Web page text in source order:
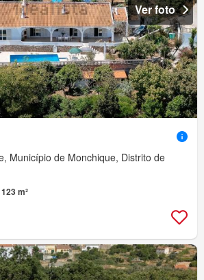
Ver foto
Município de Monchique, Distrito de
123 m²